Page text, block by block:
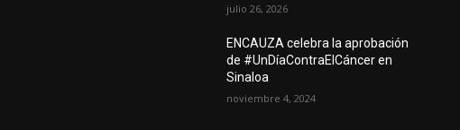
julio 26, 2026
ENCAUZA celebra la aprobación
de #UnDíaContraElCáncer en
Sinaloa
noviembre 4, 2024